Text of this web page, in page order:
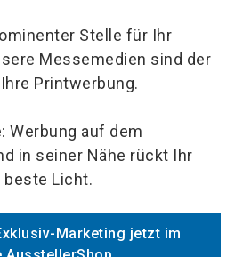
Stelle für Ihr
Messemedien sind der
Printwerbung.
Werbung auf dem
in seiner Nähe rückt Ihr
beste Licht.
Marketing jetzt im